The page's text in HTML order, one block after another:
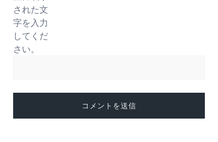
された文
字を入力
してくだ
さい。